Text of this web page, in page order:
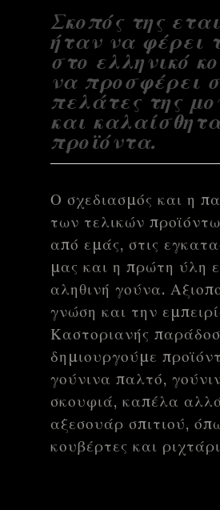
Σκοπός της
ήταν να φέρει
στο ελληνικό
να προσφέρει
πελάτες της
και
προϊόντα.
Ο σχεδιασμός και η
των τελικών
από εμάς, στις
μας και η πρώτη ύλη
αληθινή γούνα.
γνώση και την
Καστοριανής
δημιουργούμε
γούνινα παλτό,
σκουφιά, καπέλα
αξεσουάρ σπιτιού,
κουβέρτες και